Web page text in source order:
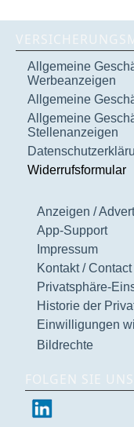
Allgemeine
Werbeanzeigen
Allgemeine
Allgemeine
Stellenanzeigen
Widerrufsformular
Anzeigen /
App-Support
Impressum
Kontakt / Contact
Privatsphäre-
Historie der
Einwilligungen
Bildrechte
FOLGEN SIE UNS